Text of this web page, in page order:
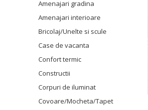
Amenajari gradina
Amenajari interioare
Bricolaj/Unelte si scule
Case de vacanta
Confort termic
Constructii
Corpuri de iluminat
Covoare/Mocheta/Tapet